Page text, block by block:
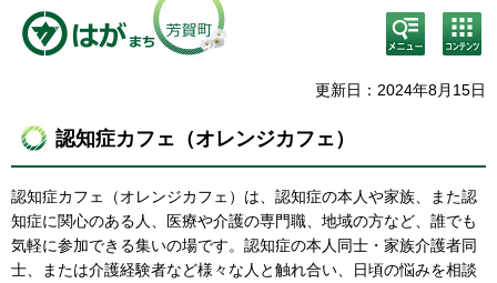
検
索・
メニ
コン
テン
ニュ
更新日：2024年8月15日
認知症カフェ（オレンジカフェ）
認知症カフェ（オレンジカフェ）は、認知症の本人や家族、また認
知症に関心のある人、医療や介護の専門職、地域の方など、誰でも
気軽に参加できる集いの場です。認知症の本人同士・家族介護者同
士、または介護経験者など様々な人と触れ合い、日頃の悩みを相談